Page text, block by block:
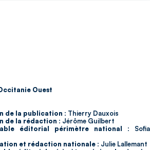
Ouest
de la publication : Thierry Dauxois
de la rédaction : Jérôme Guilbert
éditorial périmètre national : Sofia
et rédaction nationale : Julie Lallemant